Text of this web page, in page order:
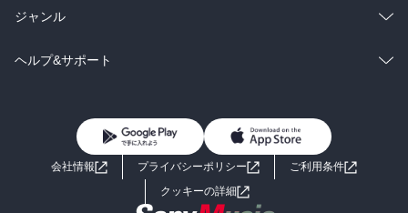
BL・TL
雑誌・グラビア
BL・TL
ラノベ
雑誌・グラビア
総合
ラノベ
ジャンル
コミック
ライトノベル 男子向けラノベ
小説
ヘルプ&サポート
よくあるご質問 お問い合わせ
会社情報 プライバシーポリシー
ご利用条件
クッキーの詳細